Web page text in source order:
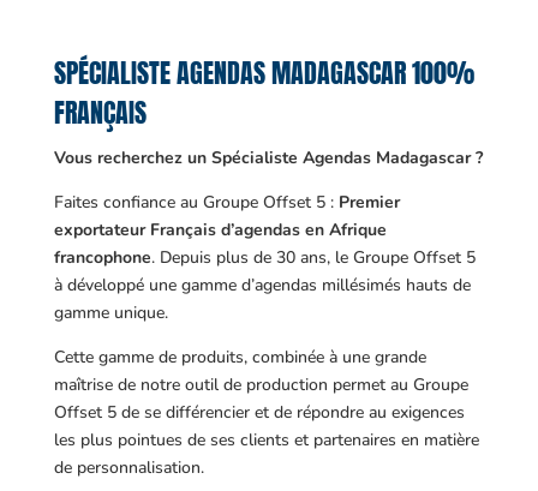
SPÉCIALISTE AGENDAS MADAGASCAR 100%
FRANÇAIS
Vous recherchez un Spécialiste Agendas Madagascar ?
Faites confiance au Groupe Offset 5 : Premier
exportateur Français d’agendas en Afrique
francophone. Depuis plus de 30 ans, le Groupe Offset 5
à développé une gamme d’agendas millésimés hauts de
gamme unique.
Cette gamme de produits, combinée à une grande
maîtrise de notre outil de production permet au Groupe
Offset 5 de se différencier et de répondre au exigences
les plus pointues de ses clients et partenaires en matière
de personnalisation.